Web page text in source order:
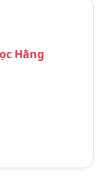
Hằng